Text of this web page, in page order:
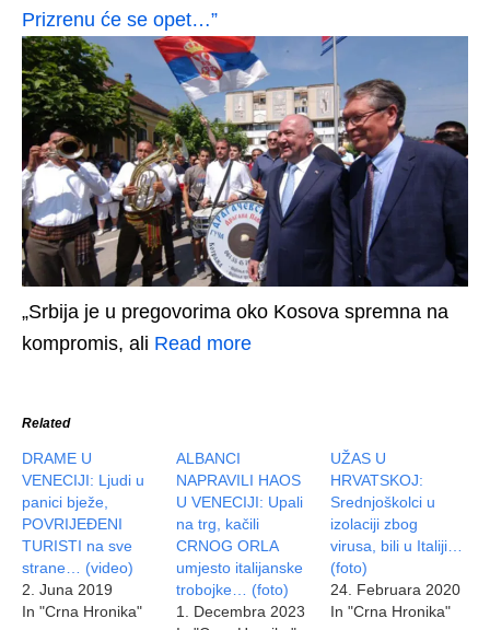
Prizrenu će se opet…”
„Srbija je u pregovorima oko Kosova spremna na
kompromis, ali Read more
Related
DRAME U
VENECIJI: Ljudi u
panici bježe,
POVRIJEĐENI
TURISTI na sve
strane… (video)
2. Juna 2019
In "Crna Hronika"
ALBANCI
NAPRAVILI HAOS
U VENECIJI: Upali
na trg, kačili
CRNOG ORLA
umjesto italijanske
trobojke… (foto)
1. Decembra 2023
UŽAS U
HRVATSKOJ:
Srednjoškolci u
izolaciji zbog
virusa, bili u Italiji…
(foto)
24. Februara 2020
In "Crna Hronika"